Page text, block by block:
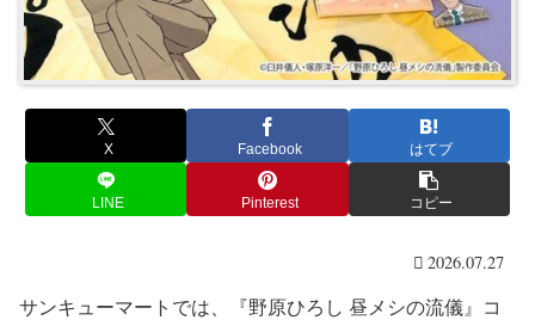
X Facebook はてブ
LINE Pinterest コピー
2026.07.27
サンキューマートでは、『野原ひろし 昼メシの流儀』コ